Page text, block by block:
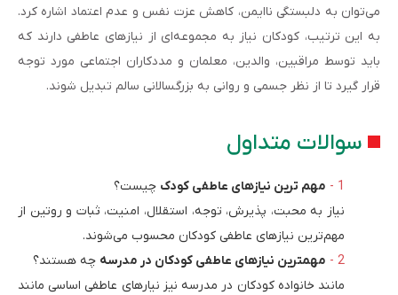
می‌توان به دلبستگی ناایمن، کاهش عزت نفس و عدم اعتماد اشاره کرد.
به این ترتیب، کودکان نیاز به مجموعه‌ای از نیازهای عاطفی دارند که
باید توسط مراقبین، والدین، معلمان و مددکاران اجتماعی مورد توجه
قرار گیرد تا از نظر جسمی و روانی به بزرگسالانی سالم تبدیل شوند.
سوالات متداول
مهم ترین نیازهای عاطفی کودک چیست؟
نیاز به محبت، پذیرش، توجه، استقلال، امنیت، ثبات و روتین از
مهم‌ترین نیازهای عاطفی کودکان محسوب می‌شوند.
مهمترین نیازهای عاطفی کودکان در مدرسه چه هستند؟
مانند خانواده کودکان در مدرسه نیز نیارهای عاطفی اساسی مانند